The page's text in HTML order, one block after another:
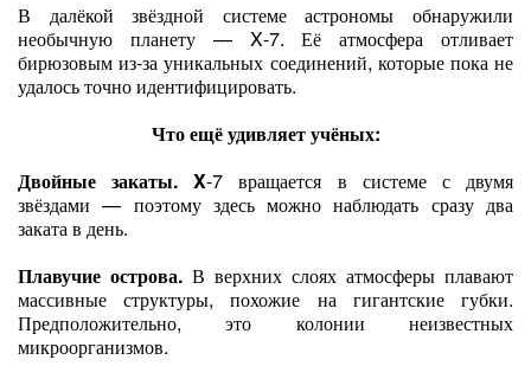
В далёкой звёздной системе астрономы обнаружили
необычную планету — X‑7. Её атмосфера отливает
бирюзовым из‑за уникальных соединений, которые пока не
удалось точно идентифицировать.
Что ещё удивляет учёных:
Двойные закаты. X‑7 вращается в системе с двумя
звёздами — поэтому здесь можно наблюдать сразу два
заката в день.
Плавучие острова. В верхних слоях атмосферы плавают
массивные структуры, похожие на гигантские губки.
Предположительно, это колонии неизвестных
микроорганизмов.